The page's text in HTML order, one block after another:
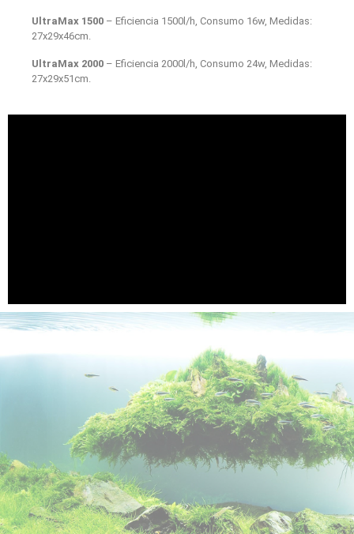
UltraMax 1500 – Eficiencia 1500l/h, Consumo 16w, Medidas:
27x29x46cm.
UltraMax 2000 – Eficiencia 2000l/h, Consumo 24w, Medidas:
27x29x51cm.